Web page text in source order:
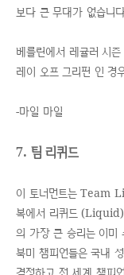
보다 큰 무대가 없습니
베를린에서 레귤러 시
레이 오프 그리핀 인 경
-마일 마일
7. 팀 리퀴드
이 토너먼트는 Team
복에서 리퀴드 (Liquid)
의 가장 큰 승리는 이미
북미 챔피언들은 국내